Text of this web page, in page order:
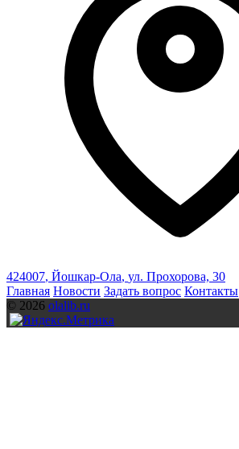
424007, Йошкар-Ола, ул. Прохорова, 30
Главная Новости Задать вопрос Контакты
© 2026 olalib.ru